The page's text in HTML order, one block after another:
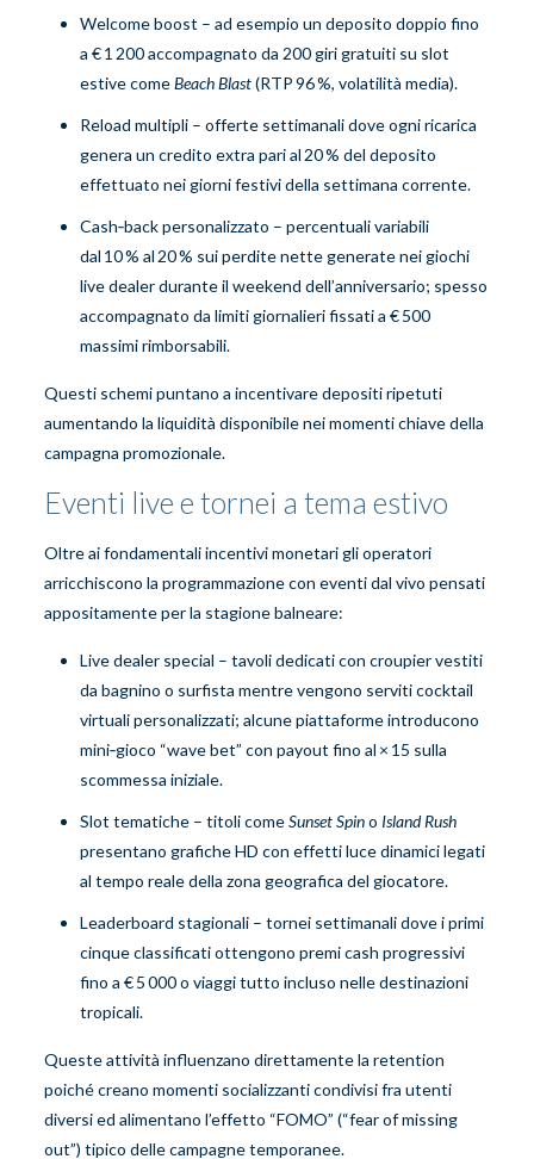
Welcome boost – ad esempio un deposito doppio fino
a € 1 200 accompagnato da 200 giri gratuiti su slot
estive comeBeach Blast(RTP 96 %, volatilità media).
Reload multipli – offerte settimanali dove ogni ricarica
genera un credito extra pari al 20 % del deposito
effettuato nei giorni festivi della settimana corrente.
Cash‑back personalizzato – percentuali variabili
dal 10 % al 20 % sui perdite nette generate nei giochi
live dealer durante il weekend dell’anniversario; spesso
accompagnato da limiti giornalieri fissati a € 500
massimi rimborsabili.
Questi schemi puntano a incentivare depositi ripetuti
aumentando la liquidità disponibile nei momenti chiave della
campagna promozionale.
Eventi live e tornei a tema estivo
Oltre ai fondamentali incentivi monetari gli operatori
arricchiscono la programmazione con eventi dal vivo pensati
appositamente per la stagione balneare:
Live dealer special – tavoli dedicati con croupier vestiti
da bagnino o surfista mentre vengono serviti cocktail
virtuali personalizzati; alcune piattaforme introducono
mini‑gioco “wave bet” con payout fino al × 15 sulla
scommessa iniziale.
Slot tematiche – titoli comeSunset Spino Island Rush
presentano grafiche HD con effetti luce dinamici legati
al tempo reale della zona geografica del giocatore.
Leaderboard stagionali – tornei settimanali dove i primi
cinque classificati ottengono premi cash progressivi
fino a € 5 000 o viaggi tutto incluso nelle destinazioni
tropicali.
Queste attività influenzano direttamente la retention
poiché creano momenti socializzanti condivisi fra utenti
diversi ed alimentano l’effetto “FOMO” (“fear of missing
out”) tipico delle campagne temporanee.